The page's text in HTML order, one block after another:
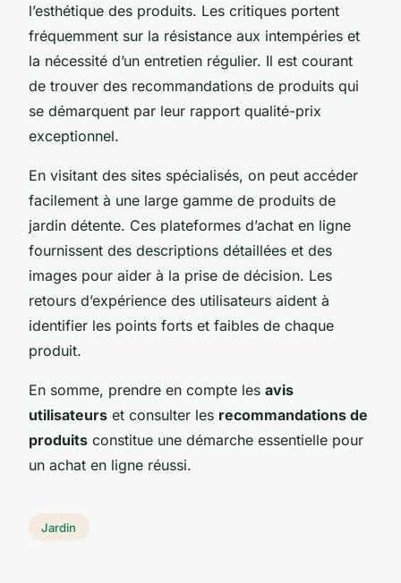
l’esthétique des produits. Les critiques portent
fréquemment sur la résistance aux intempéries et
la nécessité d’un entretien régulier. Il est courant
de trouver des recommandations de produits qui
se démarquent par leur rapport qualité-prix
exceptionnel.
En visitant des sites spécialisés, on peut accéder
facilement à une large gamme de produits de
jardin détente. Ces plateformes d’achat en ligne
fournissent des descriptions détaillées et des
images pour aider à la prise de décision. Les
retours d’expérience des utilisateurs aident à
identifier les points forts et faibles de chaque
produit.
En somme, prendre en compte les avis
utilisateurs et consulter les recommandations de
produits constitue une démarche essentielle pour
un achat en ligne réussi.
Jardin